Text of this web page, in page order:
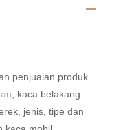
penjualan produk
, kaca belakang
jenis, tipe dan